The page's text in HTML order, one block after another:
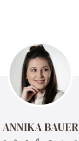
ANNIKA BAUER